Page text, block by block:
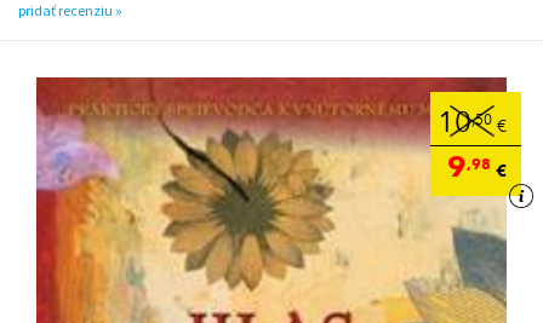
pridať recenziu »
10,50 €
9,98 €